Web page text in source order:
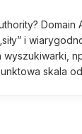
Domain
i
skala